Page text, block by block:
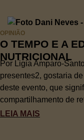
OPINIÃO
O TEMPO E A
NUTRICIONAL
Por Ligia Amparo-
presentes2, gostaria
deste evento, que
compartilhamento de
LEIA MAIS